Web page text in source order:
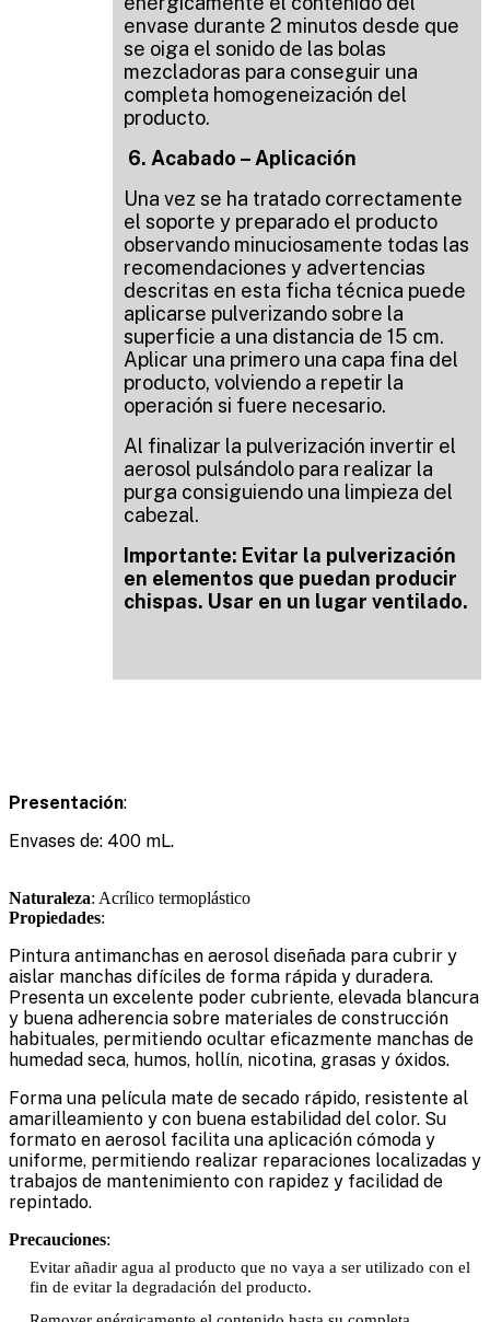
envase durante 2 minutos desde que
se oiga el sonido de las bolas
mezcladoras para conseguir una
completa homogeneización del
producto.
6. Acabado – Aplicación
Una vez se ha tratado correctamente
el soporte y preparado el producto
observando minuciosamente todas las
recomendaciones y advertencias
descritas en esta ficha técnica puede
aplicarse pulverizando sobre la
superficie a una distancia de 15 cm.
Aplicar una primero una capa fina del
producto, volviendo a repetir la
operación si fuere necesario.
Al finalizar la pulverización invertir el
aerosol pulsándolo para realizar la
purga consiguiendo una limpieza del
cabezal.
Importante: Evitar la pulverización
en elementos que puedan producir
chispas. Usar en un lugar ventilado.
Presentación:
Envases de: 400 mL.
Naturaleza: Acrílico termoplástico
Propiedades:
Pintura antimanchas en aerosol diseñada para cubrir y
aislar manchas difíciles de forma rápida y duradera.
Presenta un excelente poder cubriente, elevada blancura
y buena adherencia sobre materiales de construcción
habituales, permitiendo ocultar eficazmente manchas de
humedad seca, humos, hollín, nicotina, grasas y óxidos.
Forma una película mate de secado rápido, resistente al
amarilleamiento y con buena estabilidad del color. Su
formato en aerosol facilita una aplicación cómoda y
uniforme, permitiendo realizar reparaciones localizadas y
trabajos de mantenimiento con rapidez y facilidad de
repintado.
Precauciones:
Evitar añadir agua al producto que no vaya a ser utilizado con el
fin de evitar la degradación del producto.